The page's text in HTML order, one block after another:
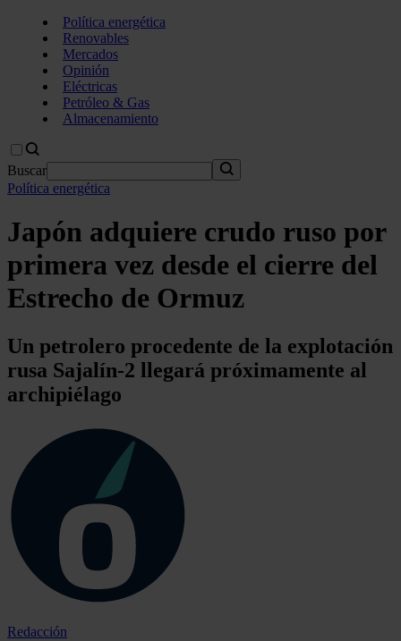
Política energética
Renovables
Mercados
Opinión
Eléctricas
Petróleo & Gas
Almacenamiento
Buscar
Política energética
Japón adquiere crudo ruso por
primera vez desde el cierre del
Estrecho de Ormuz
Un petrolero procedente de la explotación
rusa Sajalín-2 llegará próximamente al
archipiélago
Redacción